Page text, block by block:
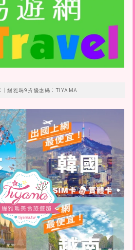
｜緹雅瑪9折優惠碼：TIYAMA